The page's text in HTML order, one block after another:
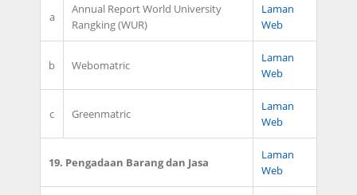
a
Annual Report World University
Rangking (WUR)
Laman
Web
b Webomatric
Laman
Web
c Greenmatric
Laman
Web
19. Pengadaan Barang dan Jasa
Laman
Web